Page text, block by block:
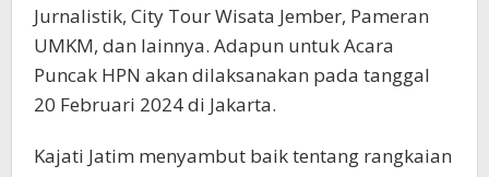
Jurnalistik, City Tour Wisata Jember, Pameran
UMKM, dan lainnya. Adapun untuk Acara
Puncak HPN akan dilaksanakan pada tanggal
20 Februari 2024 di Jakarta.
Kajati Jatim menyambut baik tentang rangkaian